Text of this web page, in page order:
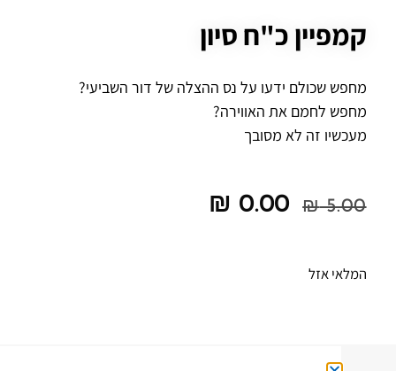
קמפיין כ"ח סיון
מחפש שכולם ידעו על נס ההצלה של דור השביעי?
מחפש לחמם את האווירה?
מעכשיו זה לא מסובך
₪5.00
₪ 0.00
המלאי אזל